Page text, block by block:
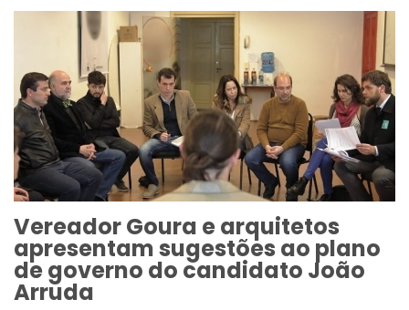
Vereador Goura e arquitetos
apresentam sugestões ao plano
de governo do candidato João
Arruda